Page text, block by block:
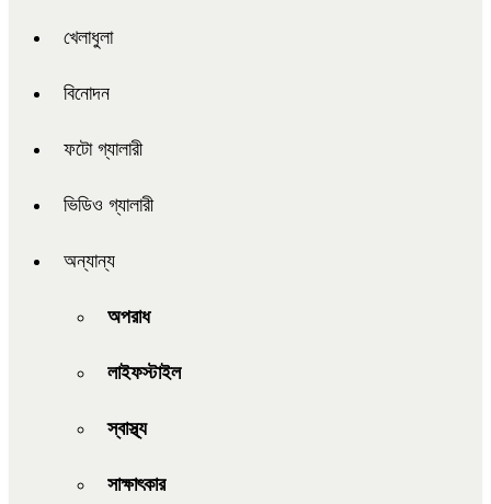
খেলাধুলা
বিনোদন
ফটো গ্যালারী
ভিডিও গ্যালারী
অন্যান্য
অপরাধ
লাইফস্টাইল
স্বাস্থ্য
সাক্ষাৎকার